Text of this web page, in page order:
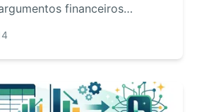
financeiros